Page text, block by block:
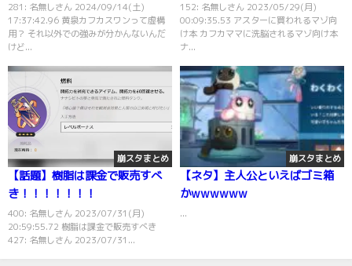
281: 名無しさん 2024/09/14(土)
17:37:42.96 黄泉カフカスワンって虚構
用？ それ以外での強みが分かんないんだ
けど...
152: 名無しさん 2023/05/29(月)
00:09:35.53 アスターに買われるマゾ向
け本 カフカママに洗脳されるマゾ向け本
ナ...
崩スタまとめ
【話題】樹脂は課金で販売すべ
き！！！！！！！
400: 名無しさん 2023/07/31(月)
20:59:55.72 樹脂は課金で販売すべき
427: 名無しさん 2023/07/31...
崩スタまとめ
【ネタ】主人公といえばゴミ箱
かwwwwww
...